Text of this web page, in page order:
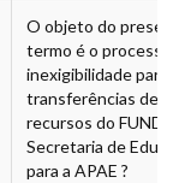
O objeto do
termo é o
inexigibilidade para
transferências de
recursos do
Secretaria de
para a APAE ?